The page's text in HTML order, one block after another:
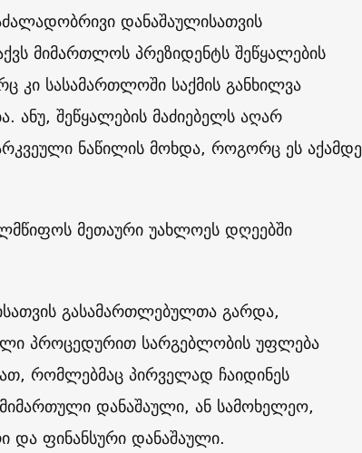
დანაშაულისათვის
მიმართლოს პრეზიდენტს შეწყალების
კი სასამართლოში საქმის განხილვა
შეწყალების მაძიებელს აღარ
ნაწილის მოხდა, როგორც ეს აქამდე
მეთაური უახლოეს დღეებში
გასამართლებულთა გარდა,
პროცედურით სარგებლობის უფლება
რომლებმაც პირველად ჩაიდინეს
დანაშაული, ან სამოხელეო,
და ფინანსური დანაშაული.